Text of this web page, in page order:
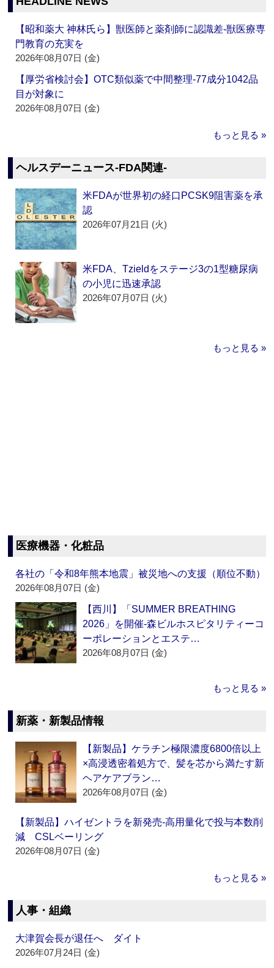
【昭和薬大 神林氏ら】獣医師と薬剤師に認識差‐獣医療専
門教育の充実を
2026年08月07日 (金)
【厚労省検討会】OTC類似薬で中間整理‐77成分1042品
目が対象に
2026年08月07日 (金)
もっと見る »
ヘルスデーニュース‐FDA関連‐
米FDAが世界初の経口PCSK9阻害薬を承
認
2026年07月21日 (火)
米FDA、Tzieldをステージ3の1型糖尿病
の小児に迅速承認
2026年07月07日 (火)
もっと見る »
医療機器・化粧品
各社の「令和8年熊本地震」被災地への支援（順位不動）
2026年08月07日 (金)
【西川】「SUMMER BREATHING
2026」を開催‐森ビルホスピタリティーコ
ーポレーションとエステ…
2026年08月07日 (金)
もっと見る »
新薬・新製品情報
【新製品】ケラチン極限濃度6800倍以上
×高浸透密着処方で、髪を芯から満たす新
ヘアケアブラン…
2026年08月07日 (金)
【新製品】ハイゼントラを新発売‐高用量化で投与本数削
減 CSLベーリング
2026年08月07日 (金)
もっと見る »
人事・組織
大津賀会長が退任へ ダイト
2026年07月24日 (金)